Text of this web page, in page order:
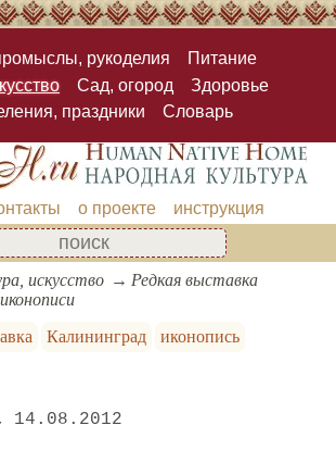
рукоделия
Питание
Сад, огород
Здоровье
праздники
Словарь
о проекте инструкция
искусство
Редкая выставка
Калининград
иконопись
14.08.2012